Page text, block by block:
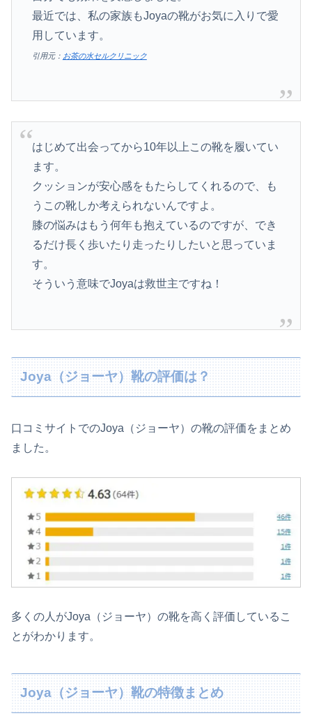
最近では、私の家族もJoyaの靴がお気に入りで愛
用しています。
引用元： お茶の水セルクリニック
はじめて出会ってから10年以上この靴を履いてい
ます。
クッションが安心感をもたらしてくれるので、も
うこの靴しか考えられないんですよ。
膝の悩みはもう何年も抱えているのですが、でき
るだけ長く歩いたり走ったりしたいと思っていま
す。
そういう意味でJoyaは救世主ですね！
Joya（ジョーヤ）靴の評価は？
口コミサイトでのJoya（ジョーヤ）の靴の評価をまとめ
ました。
多くの人がJoya（ジョーヤ）の靴を高く評価しているこ
とがわかります。
Joya（ジョーヤ）靴の特徴まとめ